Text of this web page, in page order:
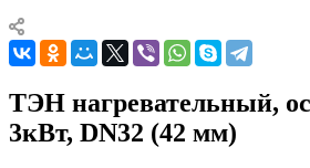
ТЭН нагревательный,
3кВт, DN32 (42 мм)